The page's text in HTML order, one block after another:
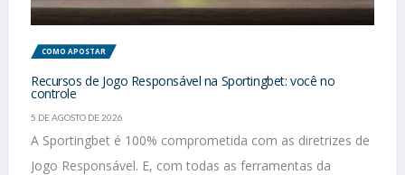
COMO APOSTAR
Recursos de Jogo Responsável na Sportingbet: você no
controle
5 DE AGOSTO DE 2026
A Sportingbet é 100% comprometida com as diretrizes de
Jogo Responsável. E, com todas as ferramentas da